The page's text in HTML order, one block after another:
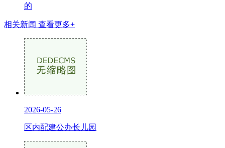
的
相关新闻 查看更多+
2026-05-26
区内配建公办长儿园